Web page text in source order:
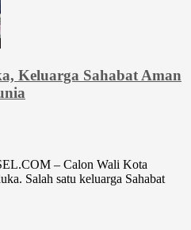
Keluarga Sahabat Aman
– Calon Wali Kota
Salah satu keluarga Sahabat